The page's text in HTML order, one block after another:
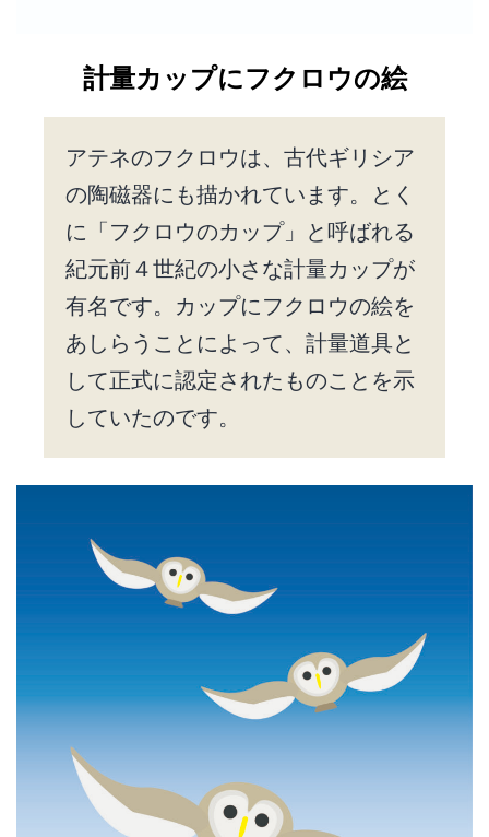
計量カップにフクロウの絵
アテネのフクロウは、古代ギリシア
の陶磁器にも描かれています。とく
に「フクロウのカップ」と呼ばれる
紀元前４世紀の小さな計量カップが
有名です。カップにフクロウの絵を
あしらうことによって、計量道具と
して正式に認定されたものことを示
していたのです。